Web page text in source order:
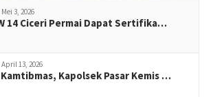
Mei 3, 2026
14 Ciceri Permai Dapat Sertifika…
April 13, 2026
Kapolsek Pasar Kemis …